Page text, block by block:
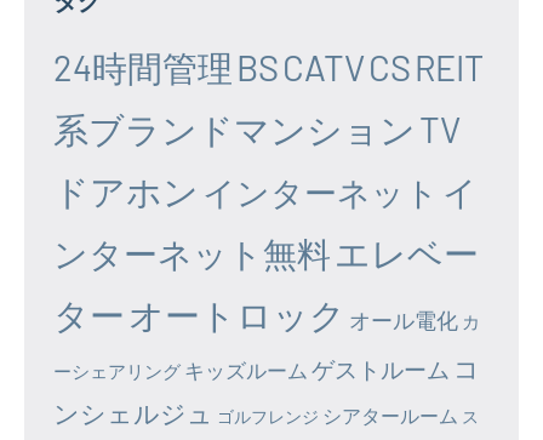
24時間管理 BSCATVCSREIT
系ブランドマンション TV
ドアホン インターネット イ
ンターネット無料エレベー
ター オートロック オール電化 カ
ーシェアリング キッズルーム ゲストルーム コ
ンシェルジュ
ゴルフレンジ シアタールーム ス